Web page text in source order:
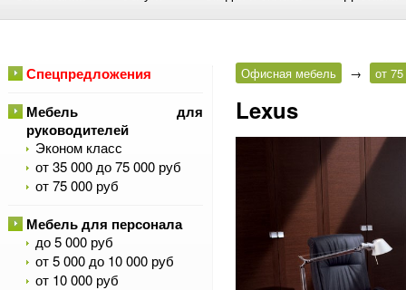
Спецпредложения
Мебель для
руководителей
Эконом класс
от 35 000 до 75 000 руб
от 75 000 руб
Мебель для персонала
до 5 000 руб
от 5 000 до 10 000 руб
от 10 000 руб
Офисная мебель → от
Lexus